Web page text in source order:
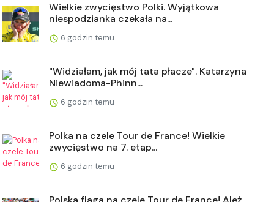
Wielkie zwycięstwo Polki. Wyjątkowa
niespodzianka czekała na...
6 godzin temu
"Widziałam, jak mój tata płacze". Katarzyna
Niewiadoma-Phinn...
6 godzin temu
Polka na czele Tour de France! Wielkie
zwycięstwo na 7. etap...
6 godzin temu